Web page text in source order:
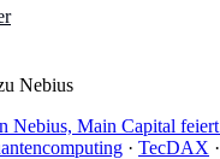
Nebius
Nebius, Main Capital
· TecDAX ·